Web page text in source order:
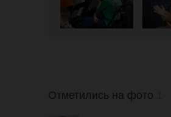
Отметились на фото